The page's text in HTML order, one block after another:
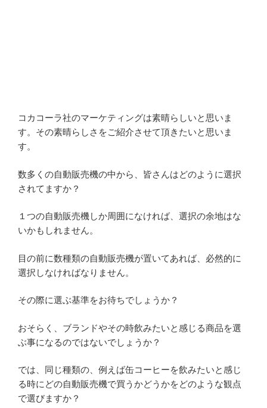
コカコーラ社のマーケティングは素晴らしいと思いま
す。その素晴らしさをご紹介させて頂きたいと思いま
す。
数多くの自動販売機の中から、皆さんはどのように選択
されてますか？
１つの自動販売機しか周囲になければ、選択の余地はな
いかもしれません。
目の前に数種類の自動販売機が置いてあれば、必然的に
選択しなければなりません。
その際に選ぶ基準をお待ちでしょうか？
おそらく、ブランドやその時飲みたいと感じる商品を選
ぶ事になるのではないでしょうか？
では、同じ種類の、例えば缶コーヒーを飲みたいと感じ
る時にどの自動販売機で買うかどうかをどのような観点
で選びますか？